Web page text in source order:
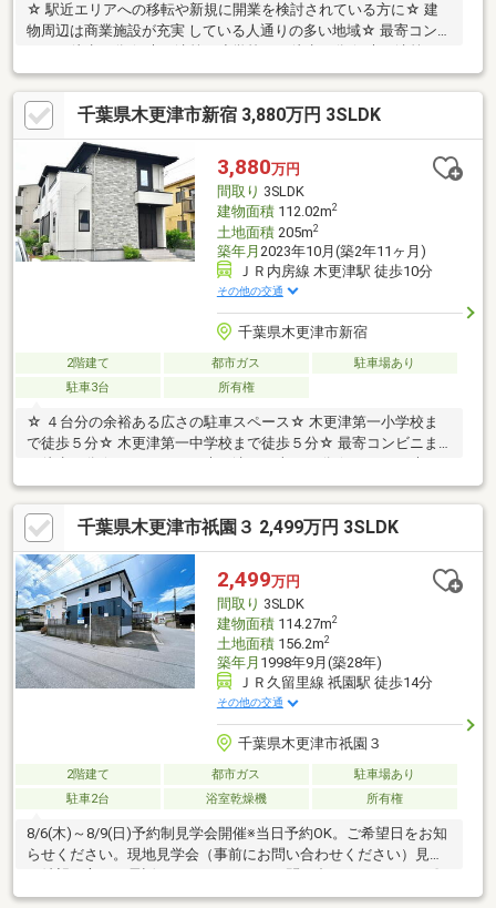
☆ 駅近エリアへの移転や新規に開業を検討されている方に☆ 建
物周辺は商業施設が充実 している人通りの多い地域☆ 最寄コンビ
中学校まで徒歩５分 ☆ 木更津駅発着の高速バスあり（東京、羽
田、横浜まで約１時間） 通勤等、都心へのアクセス良好☆ 現況で
のお引渡しです千葉県木更津市新宿 3,880万円 3SLDK
3,880万円
間取り 3SLDK
建物面積112.02m2
土地面積205m2
築年月 2023年10月(築2年11ヶ月)
ＪＲ内房線 木更津駅 徒歩10分
その他の交通
千葉県木更津市新宿
2階建て 都市ガス
駐車場あり
駐車3台
所有権
☆ ４台分の余裕ある広さの駐車スペース☆ 木更津第一小学校ま
で徒歩５分☆ 木更津第一中学校まで徒歩５分☆ 最寄コンビニま
津倉庫店まで車で11分☆ 三井アウトレットまで車で16分☆ 木更
津金田ＩＣまで車で12分
千葉県木更津市祇園３ 2,499万円 3SLDK
2,499万円
間取り 3SLDK
建物面積114.27m2
土地面積156.2m2
築年月 1998年9月(築28年)
ＪＲ久留里線 祇園駅 徒歩14分
その他の交通
千葉県木更津市祇園３
2階建て 都市ガス
駐車場あり
駐車2台
浴室乾燥機 所有権
8/6(木)～8/9(日)予約制見学会開催※当日予約OK。ご希望日をお知
らせください。現地見学会（事前にお問い合わせください）見学
閑静な緑豊かな住宅街にあります。〇WICがあり、収納には困ら